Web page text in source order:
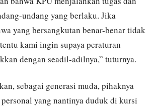
undang yang berlaku. Jika
yang bersangkutan benar-benar tidak
kami ingin supaya peraturan
dengan seadil-adilnya,” tuturnya.
sebagai generasi muda, pihaknya
yang nantinya duduk di kursi